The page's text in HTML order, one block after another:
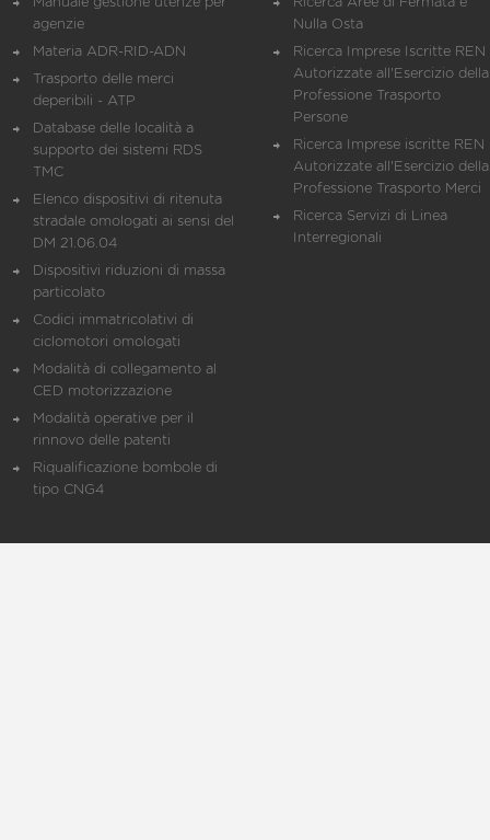
agenzie
Materia ADR-RID-ADN
Trasporto delle merci
deperibili - ATP
Database delle località a
supporto dei sistemi RDS
TMC
Elenco dispositivi di ritenuta
stradale omologati ai sensi del
DM 21.06.04
Dispositivi riduzioni di massa
particolato
Codici immatricolativi di
ciclomotori omologati
Modalità di collegamento al
CED motorizzazione
Modalità operative per il
rinnovo delle patenti
Riqualificazione bombole di
tipo CNG4
Nulla Osta
Ricerca Imprese Iscritte REN
Autorizzate all'Esercizio della
Professione Trasporto
Persone
Ricerca Imprese iscritte REN
Autorizzate all'Esercizio della
Professione Trasporto Merci
Ricerca Servizi di Linea
Interregionali